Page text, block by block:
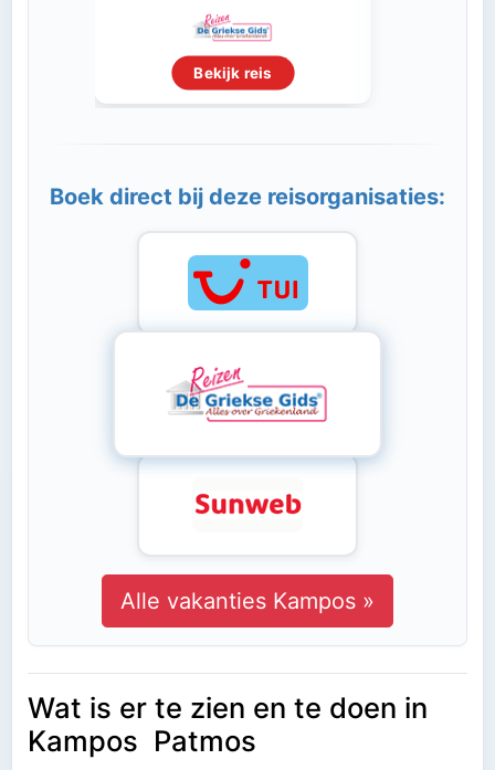
Bekijk reis
Boek direct bij deze reisorganisaties:
Alle vakanties Kampos »
Wat is er te zien en te doen in
Kampos Patmos